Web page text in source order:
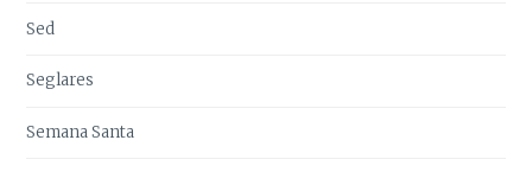
Sed
Seglares
Semana Santa